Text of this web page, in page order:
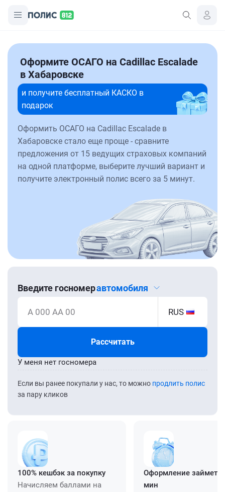
Оформите ОСАГО на Cadillac Escalade
в Хабаровске
и получите бесплатный КАСКО в
подарок
Оформить ОСАГО на Cadillac Escalade в
Хабаровске стало еще проще - сравните
предложения от 15 ведущих страховых компаний
на одной платформе, выберите лучший вариант и
получите электронный полис всего за 5 минут.
Введите госномеравтомобиля
А 000 АА 00 RUS
Рассчитать
Если вы ранее покупали у нас, то можно продлить полис
за пару кликов
У меня нет госномера
100% кешбэк за покупку
Начисляем баллами на
Оформление займет
мин